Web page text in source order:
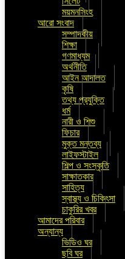
ময়মনসিংহ
আরো সংবাদ
সম্পাদকীয়
শিক্ষা
গণমাধ্যম
অর্থনীতি
আইন আদালত
কৃষি
তথ্য প্রযুক্তি
ধর্ম
নারী ও শিশু
ফিচার
মুক্ত মন্তব্য
লাইফস্টাইল
শিল্প ও সংস্কৃতি
সাক্ষাতকার
সাহিত্য
স্বাস্থ্য ও চিকিৎসা
চাকুরির খবর
আমাদের পরিবার
অন্যান্য
ভিডিও ঘর
ছবি ঘর